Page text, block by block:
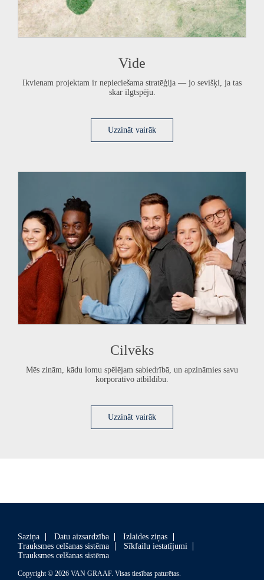
Vide
Ikvienam projektam ir nepieciešama stratēģija — jo sevišķi, ja tas
skar ilgtspēju.
Uzzināt vairāk
Cilvēks
Mēs zinām, kādu lomu spēlējam sabiedrībā, un apzināmies savu
korporatīvo atbildību.
Uzzināt vairāk
Saziņa Datu aizsardzība
Izlaides ziņas
Trauksmes celšanas sistēma
Sīkfailu iestatījumi
Trauksmes celšanas sistēma
Copyright © 2026 VAN GRAAF. Visas tiesības paturētas.